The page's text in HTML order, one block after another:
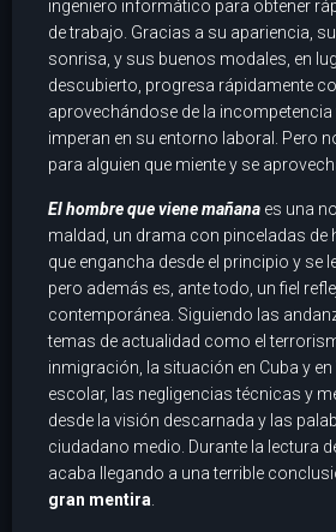
ingeniero informático para obtener
de trabajo. Gracias a su apariencia,
sonrisa, y sus buenos modales, en
descubierto, progresa rápidamente
aprovechándose de la incompetencia
imperan en su entorno laboral. Pero
para alguien que miente y se
El hombre que viene mañana es una
maldad, un drama con pinceladas de
que engancha desde el principio y se
pero además es, ante todo, un fiel
contemporánea. Siguiendo las
temas de actualidad como el
inmigración, la situación en Cuba y
escolar, las negligencias técnicas y
desde la visión descarnada y las
ciudadano medio. Durante la lectura
acaba llegando a una terrible
gran mentira